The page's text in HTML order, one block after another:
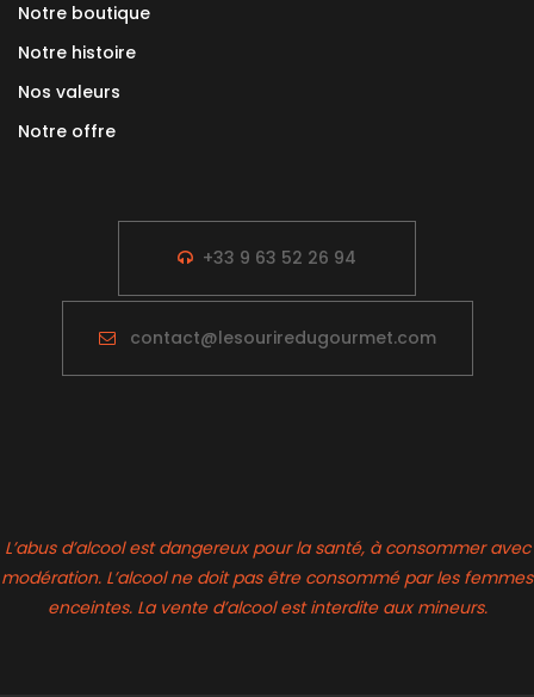
Notre boutique
Notre histoire
Nos valeurs
Notre offre
+33 9 63 52 26 94
contact@lesouriredugourmet.com
L’abus d’alcool est dangereux pour la santé, à consommer avec
modération. L’alcool ne doit pas être consommé par les femmes
enceintes. La vente d’alcool est interdite aux mineurs.